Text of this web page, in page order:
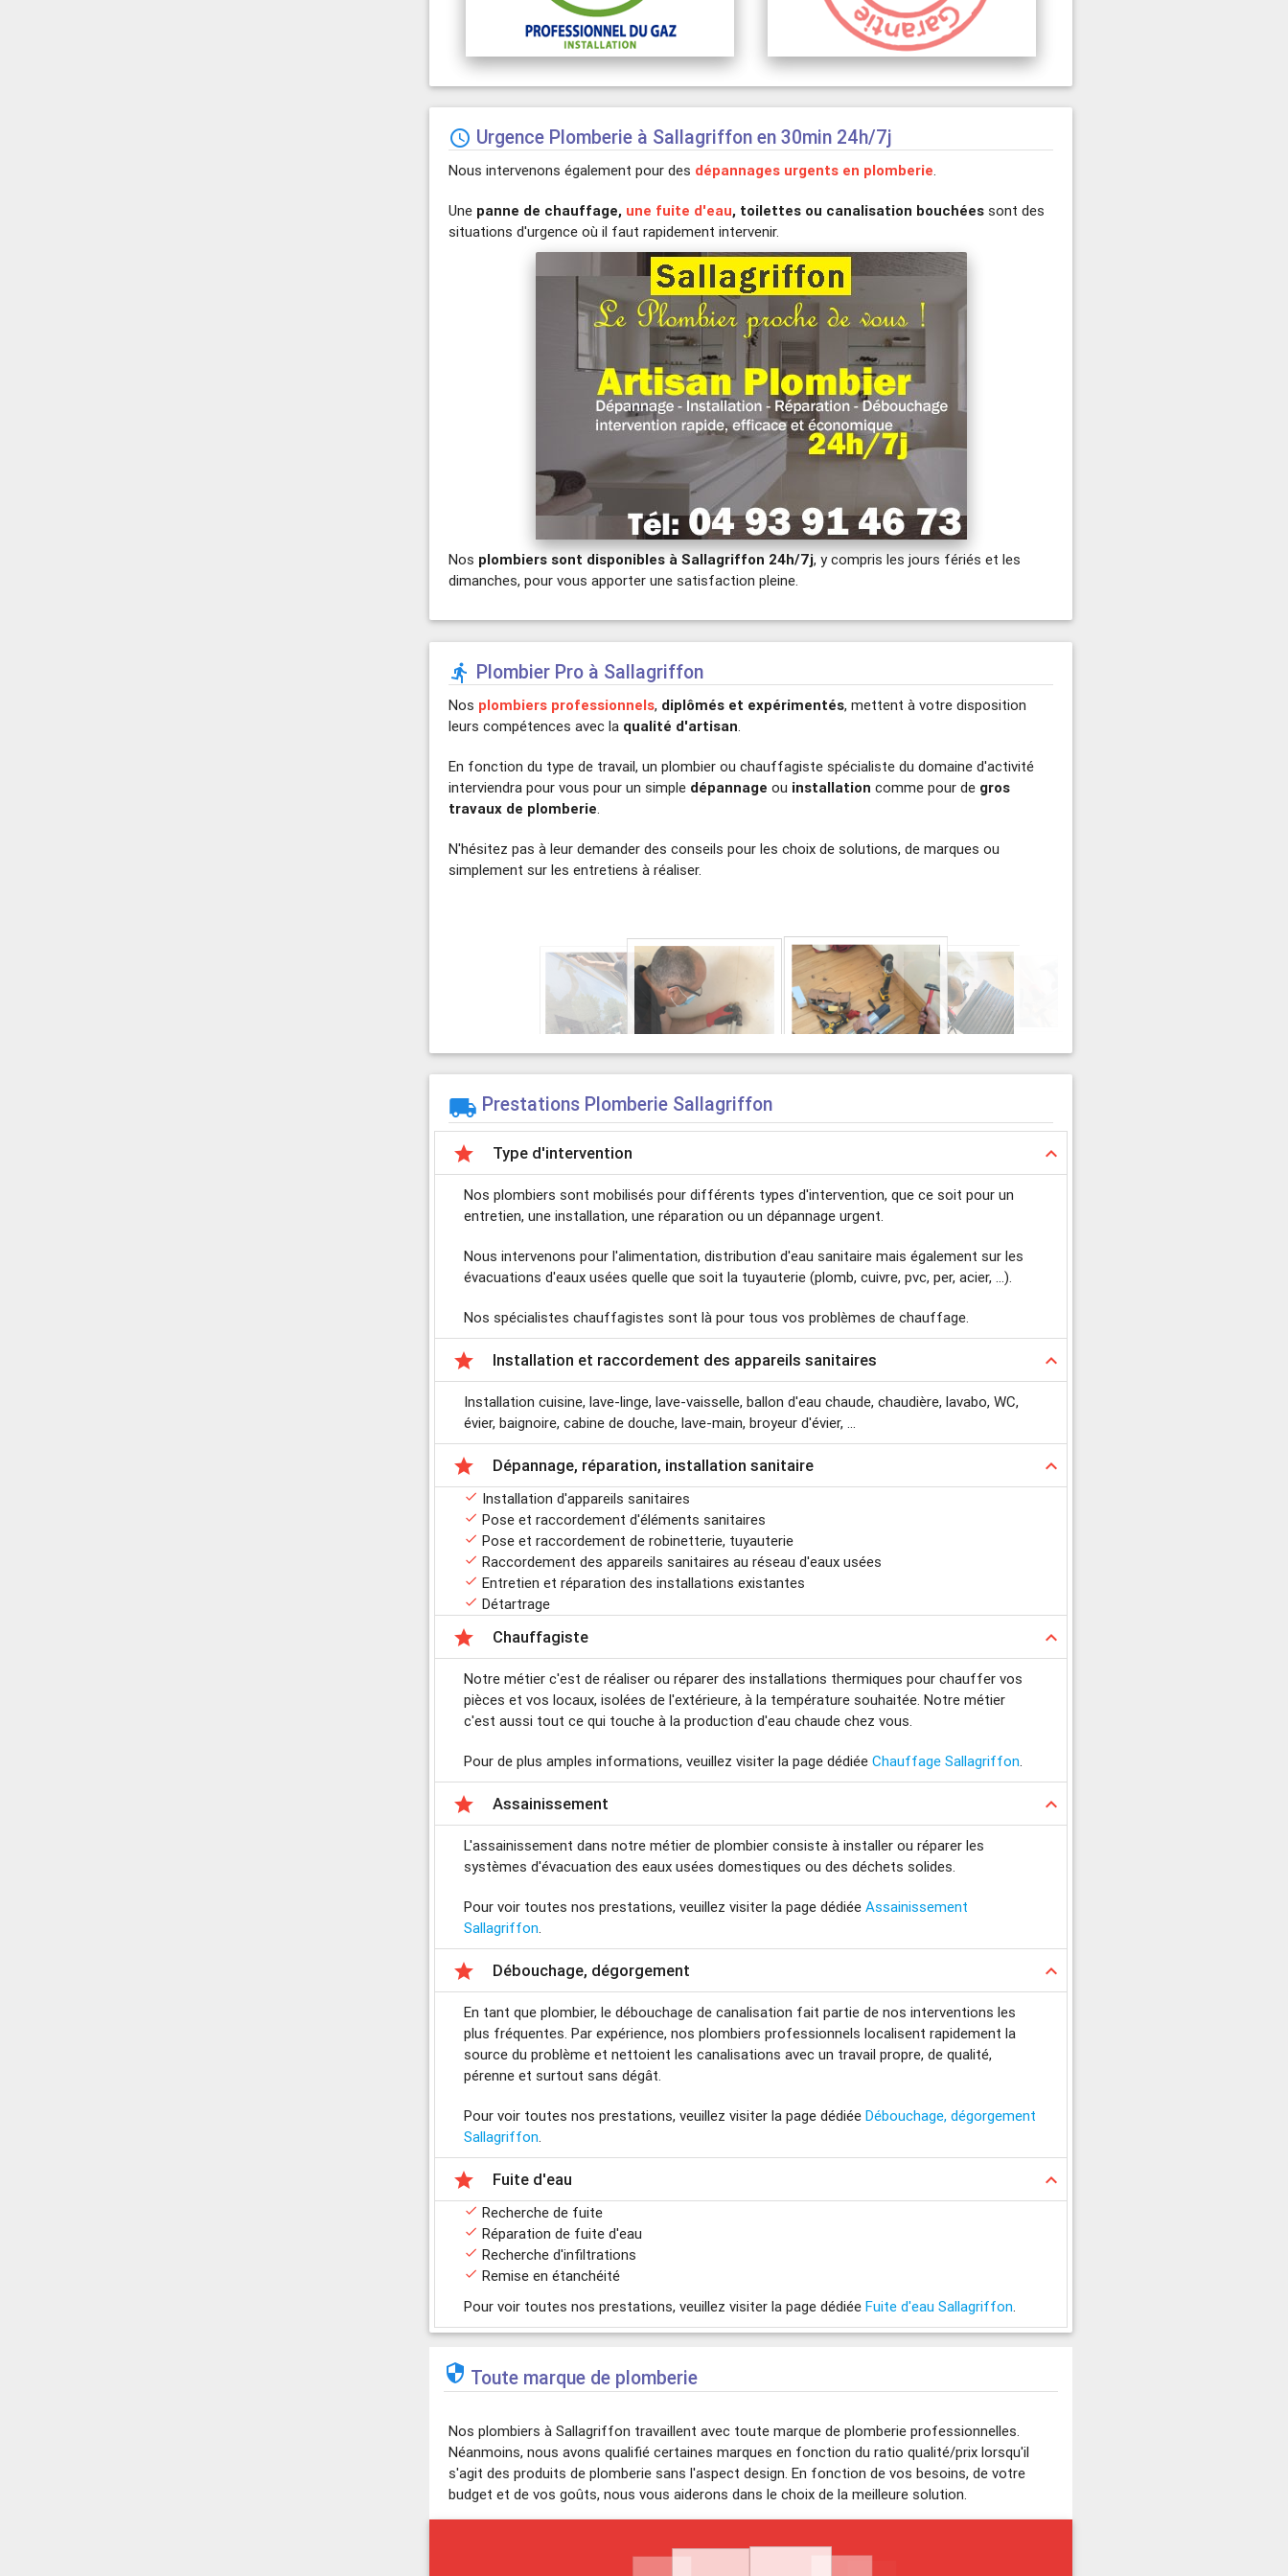
 Urgence Plomberie à Sallagriffon en 30min 24h/7j
Nous intervenons également pour des dépannages urgents en plomberie.
Une panne de chauffage, une fuite d'eau, toilettes ou canalisation bouchées sont des
situations d'urgence où il faut rapidement intervenir.
Nos plombiers sont disponibles à Sallagriffon 24h/7j, y compris les jours fériés et les
dimanches, pour vous apporter une satisfaction pleine.
 Plombier Pro à Sallagriffon
Nos plombiers professionnels, diplômés et expérimentés, mettent à votre disposition
leurs compétences avec la qualité d'artisan
En fonction du type de travail, un plombier ou chauffagiste spécialiste du domaine d'activité
interviendra pour vous pour un simple dépannage ou installation comme pour de gros
travaux de plomberie
N'hésitez pas à leur demander des conseils pour les choix de solutions, de marques ou
simplement sur les entretiens à réaliser.
 Prestations Plomberie Sallagriffon
 keyboard_arrow_up
Type d'intervention
Nos plombiers sont mobilisés pour différents types d'intervention, que ce soit pour un
entretien, une installation, une réparation ou un dépannage urgent.
Nous intervenons pour l'alimentation, distribution d'eau sanitaire mais également sur les
évacuations d'eaux usées quelle que soit la tuyauterie (plomb, cuivre, pvc, per, acier, ...).
Nos spécialistes chauffagistes sont là pour tous vos problèmes de chauffage.
 keyboard_arrow_up
Installation et raccordement des appareils sanitaires
Installation cuisine, lave-linge, lave-vaisselle, ballon d'eau chaude, chaudière, lavabo, WC,
évier, baignoire, cabine de douche, lave-main, broyeur d'évier, ...
 keyboard_arrow_up
Dépannage, réparation, installation sanitaire
 Installation d'appareils sanitaires
 Pose et raccordement d'éléments sanitaires
 Pose et raccordement de robinetterie, tuyauterie
 Raccordement des appareils sanitaires au réseau d'eaux usées
 Entretien et réparation des installations existantes
 Détartrage
 keyboard_arrow_up
Chauffagiste
Notre métier c'est de réaliser ou réparer des installations thermiques pour chauffer vos
pièces et vos locaux, isolées de l'extérieure, à la température souhaitée. Notre métier
c'est aussi tout ce qui touche à la production d'eau chaude chez vous.
Pour de plus amples informations, veuillez visiter la page dédiéeChauffage Sallagriffon
 keyboard_arrow_up
Assainissement
L'assainissement dans notre métier de plombier consiste à installer ou réparer les
systèmes d'évacuation des eaux usées domestiques ou des déchets solides.
Pour voir toutes nos prestations, veuillez visiter la page dédiéeAssainissement
Sallagriffon
 keyboard_arrow_up
Débouchage, dégorgement
En tant que plombier, le débouchage de canalisation fait partie de nos interventions les
plus fréquentes. Par expérience, nos plombiers professionnels localisent rapidement la
source du problème et nettoient les canalisations avec un travail propre, de qualité,
pérenne et surtout sans dégât.
Pour voir toutes nos prestations, veuillez visiter la page dédiéeDébouchage, dégorgement
Sallagriffon
 keyboard_arrow_up
Fuite d'eau
 Recherche de fuite
 Réparation de fuite d'eau
 Recherche d'infiltrations
 Remise en étanchéité
Pour voir toutes nos prestations, veuillez visiter la page dédiéeFuite d'eau Sallagriffon
 Toute marque de plomberie
Nos plombiers à Sallagriffon travaillent avec toute marque de plomberie professionnelles.
Néanmoins, nous avons qualifié certaines marques en fonction du ratio qualité/prix lorsqu'il
s'agit des produits de plomberie sans l'aspect design. En fonction de vos besoins, de votre
budget et de vos goûts, nous vous aiderons dans le choix de la meilleure solution.